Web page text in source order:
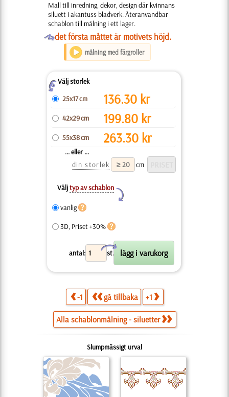
Mall till inredning, dekor, design där kvinnans
siluett i akantuss bladverk. Återanvändbar
schablon till målning i ett lager.
Odet första måttet är motivets höjd.
målning med färgroller
ZVälj storlek
25x17 cm
136.30 kr
42x29 cm 199.80 kr
55x38 cm 263.30 kr
... eller ...
din storlek
cm
Väljtyp av schablon
Y
vanlig
3D, Priset +30%
antal: st.
X
-1 gå tillbaka +1
Alla schablonmålning - siluetter
Slumpmässigt urval